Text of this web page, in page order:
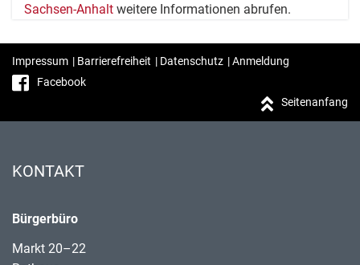
Sachsen-Anhalt weitere Informationen abrufen.
Impressum | Barrierefreiheit | Datenschutz |Anmeldung
Facebook
Seitenanfang
KONTAKT
Bürgerbüro
Markt 20–22